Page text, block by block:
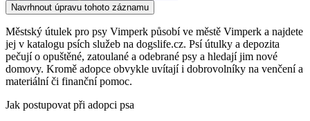
Navrhnout úpravu tohoto záznamu
Městský útulek pro psy Vimperk působí ve městě Vimperk a najdete
jej v katalogu psích služeb na dogslife.cz. Psí útulky a depozita
pečují o opuštěné, zatoulané a odebrané psy a hledají jim nové
domovy. Kromě adopce obvykle uvítají i dobrovolníky na venčení a
materiální či finanční pomoc.
Jak postupovat při adopci psa